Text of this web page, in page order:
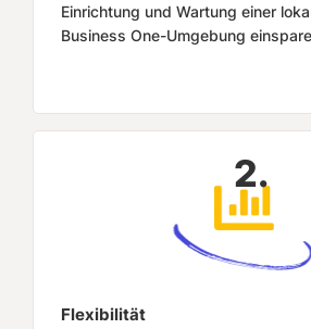
Einrichtung und Wartung einer
Business One-Umgebung
2.
Flexibilität